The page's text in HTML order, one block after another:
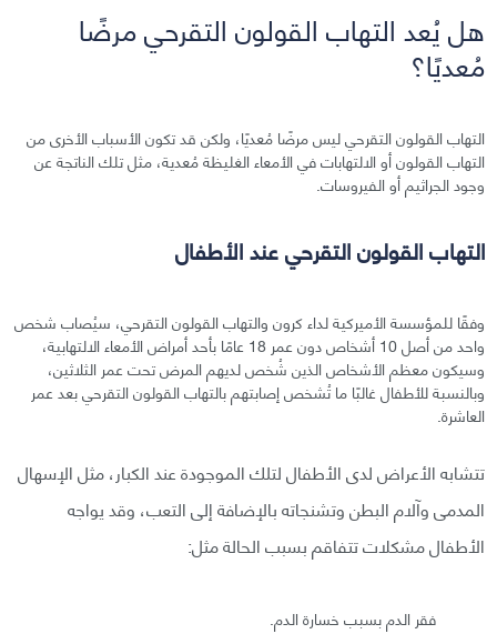
هل يُعد التهاب القولون التقرحي مرضًا
مُعديًا؟
التهاب القولون التقرحي ليس مرضًا مُعديًا، ولكن قد تكون الأسباب الأخرى من
التهاب القولون أو الالتهابات في الأمعاء الغليظة مُعدية، مثل تلك الناتجة عن
وجود الجراثيم أو الفيروسات.
التهاب القولون التقرحي عند الأطفال
وفقًا للمؤسسة الأميركية لداء كرون والتهاب القولون التقرحي، سيُصاب شخص
واحد من أصل 10 أشخاص دون عمر 18 عامًا بأحد أمراض الأمعاء الالتهابية،
وسيكون معظم الأشخاص الذين شُخص لديهم المرض تحت عمر الثلاثين،
وبالنسبة للأطفال غالبًا ما تُشخص إصابتهم بالتهاب القولون التقرحي بعد عمر
العاشرة.
تتشابه الأعراض لدى الأطفال لتلك الموجودة عند الكبار، مثل الإسهال
المدمى وآلام البطن وتشنجاته بالإضافة إلى التعب، وقد يواجه
الأطفال مشكلات تتفاقم بسبب الحالة مثل:
فقر الدم بسبب خسارة الدم.